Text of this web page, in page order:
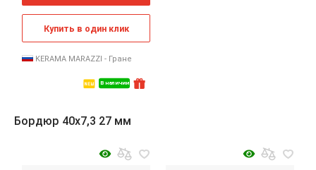
В наличии
Купить в один клик
KERAMA MARAZZI - Гране
Бордюр 40x7,3 27 мм